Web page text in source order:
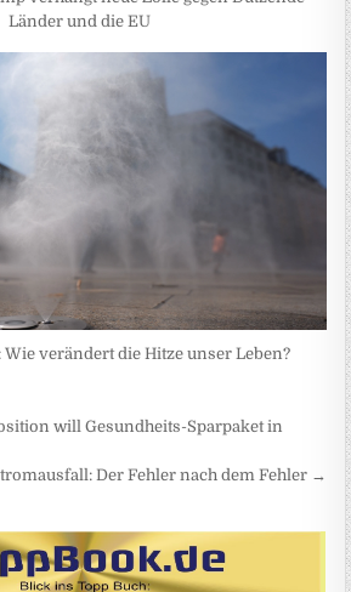
Länder und die EU
verändert die Hitze unser Leben?
will Gesundheits-Sparpaket in
Der Fehler nach dem Fehler →